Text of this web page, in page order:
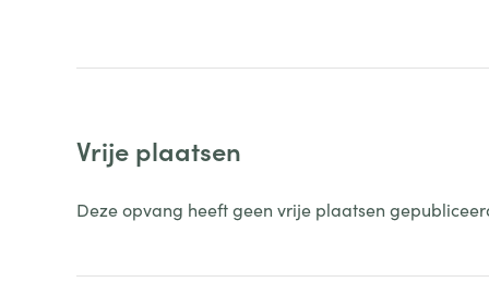
Vrije plaatsen
Deze opvang heeft geen vrije plaatsen